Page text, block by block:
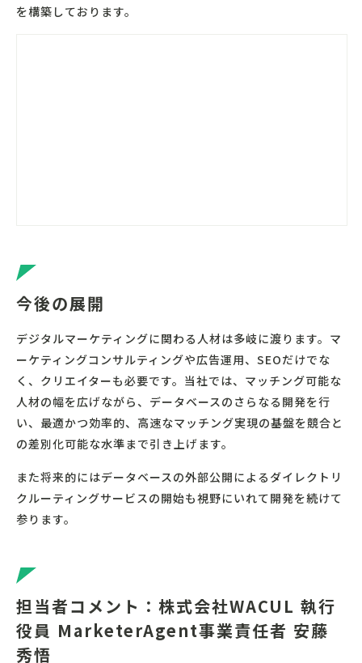
を構築しております。
今後の展開
デジタルマーケティングに関わる人材は多岐に渡ります。マ
ーケティングコンサルティングや広告運用、SEOだけでな
く、クリエイターも必要です。当社では、マッチング可能な
人材の幅を広げながら、データベースのさらなる開発を行
い、最適かつ効率的、高速なマッチング実現の基盤を競合と
の差別化可能な水準まで引き上げます。
また将来的にはデータベースの外部公開によるダイレクトリ
クルーティングサービスの開始も視野にいれて開発を続けて
参ります。
担当者コメント：株式会社WACUL 執行
役員 MarketerAgent事業責任者 安藤
秀悟